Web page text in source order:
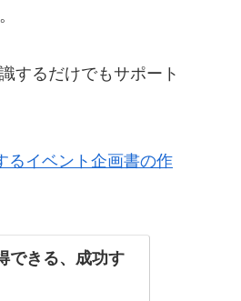
するだけでもサポート
るイベント企画書の作
できる、成功す